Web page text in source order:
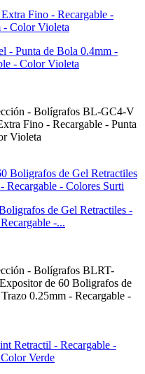
- Punta de Bola 0.4mm -
- Color Violeta
- Bolígrafos BL-GC4-V
Fino - Recargable - Punta
Violeta
de Gel Retractiles -
-...
- Bolígrafos BLRT-
de 60 Boligrafos de
0.25mm - Recargable -